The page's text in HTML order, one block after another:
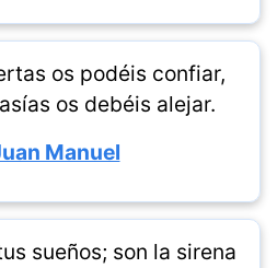
os podéis confiar,
os debéis alejar.
Manuel
sueños; son la sirena